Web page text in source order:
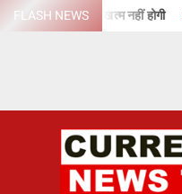
SkipFLASH NEWS
वरिष्ठता खत्म नहीं होगी